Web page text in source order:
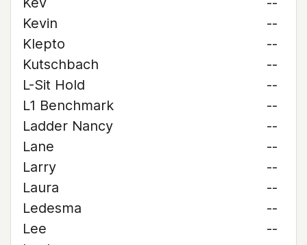
Kevin
--
Klepto
--
Kutschbach
--
L-Sit Hold
--
L1 Benchmark
--
Ladder Nancy
--
Lane
--
Larry
--
Laura
--
Ledesma
--
Lee
--